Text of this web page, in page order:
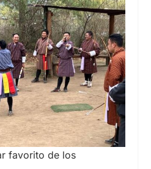
favorito de los